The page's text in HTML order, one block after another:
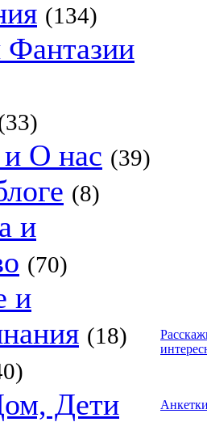
(134)
О нас (39)
(8)
и
(70)
и
(18)
Дети